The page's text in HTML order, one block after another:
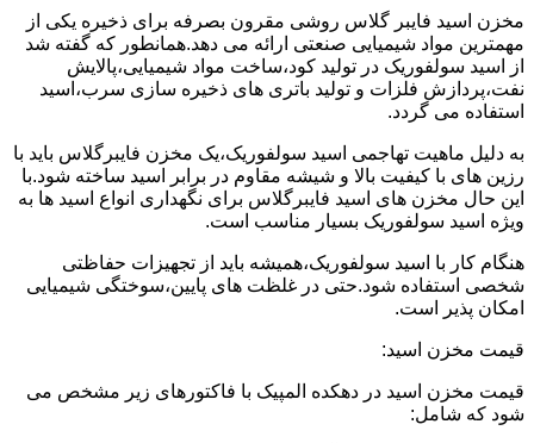
مخزن اسید فایبر گلاس روشی مقرون بصرفه برای ذخیره یکی از
مهمترین مواد شیمیایی صنعتی ارائه می دهد.همانطور که گفته شد
از اسید سولفوریک در تولید کود،ساخت مواد شیمیایی،پالایش
نفت،پردازش فلزات و تولید باتری های ذخیره سازی سرب،اسید
استفاده می گردد.
به دلیل ماهیت تهاجمی اسید سولفوریک،یک مخزن فایبرگلاس باید با
رزین های با کیفیت بالا و شیشه مقاوم در برابر اسید ساخته شود.با
این حال مخزن های اسید فایبرگلاس برای نگهداری انواع اسید ها به
ویژه اسید سولفوریک بسیار مناسب است.
هنگام کار با اسید سولفوریک،همیشه باید از تجهیزات حفاظتی
شخصی استفاده شود.حتی در غلظت های پایین،سوختگی شیمیایی
امکان پذیر است.
قیمت مخزن اسید:
قیمت مخزن اسید در دهکده المپیک با فاکتورهای زیر مشخص می
شود که شامل: